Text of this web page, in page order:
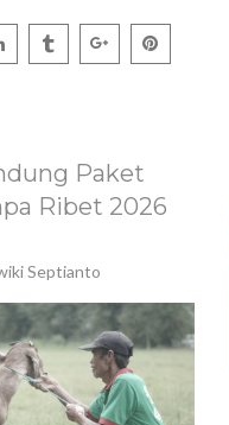
Paket
Ribet 2026
Septianto